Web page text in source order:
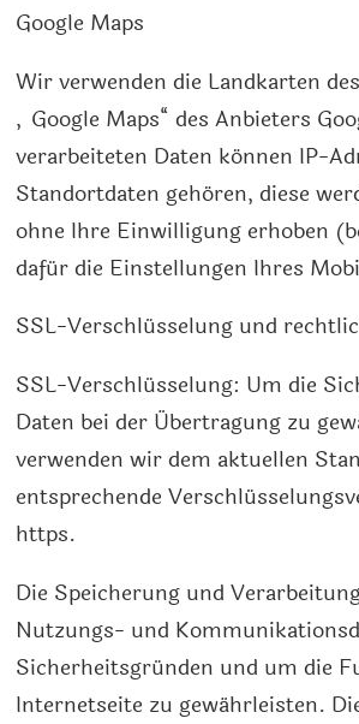
Google Maps
Wir verwenden die Landkarten
„Google Maps“ des Anbieters
verarbeiteten Daten können IP-
Standortdaten gehören, diese
ohne Ihre Einwilligung erhoben
dafür die Einstellungen Ihres
SSL-Verschlüsselung und
SSL-Verschlüsselung: Um die
Daten bei der Übertragung zu
verwenden wir dem aktuellen
entsprechende
https.
Die Speicherung und
Nutzungs- und
Sicherheitsgründen und um die
Internetseite zu gewährleisten.